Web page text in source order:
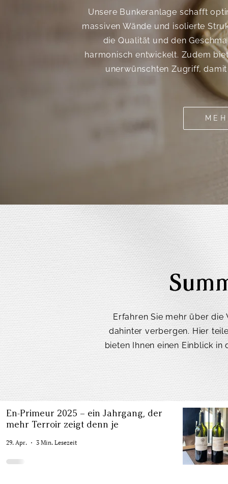
Unsere Bunkeranlage schafft
massiven Wände und isolierte
die Qualität und den
harmonisch entwickelt. Zudem
unerwünschten Zugriff,
Erfahren Sie mehr über die
dahinter verbergen. Hier
bieten Ihnen einen Einblick
En-Primeur 2025 – ein Jahrgang, der
mehr Terroir zeigt denn je
29. Apr. 3 Min. Lesezeit